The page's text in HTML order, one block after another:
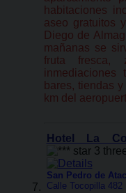
habitaciones
aseo gratuitos
Diego de
mañanas se
fruta fresca,
inmediaciones
bares, tiendas
km del
Hotel La
San Pedro de
Calle Tocopilla 482